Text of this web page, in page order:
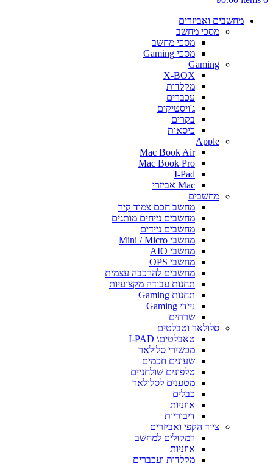
מחשבים ואביזרים
מסכי מחשב
מסכי מחשב
מסכי Gaming
Gaming
X-BOX
מקלדות
עכברים
ג'ויסטיקים
בקרים
כיסאות
Apple
Mac Book Air
Mac Book Pro
I-Pad
Mac אביזרי
מחשבים
מחשב חכם צמוד קיר
מחשבים נייחים מותגים
מחשבים ניידים
מחשבי Mini / Micro
מחשבי AIO
מחשבי OPS
מחשבים להרכבה עצמית
תחנות עבודה מקצועיות
תחנות Gaming
ניידי Gaming
שרתים
סלולאר וטבלטים
טאבלטים\ I-PAD
מכשירי סלולאר
שעונים חכמים
טלפונים שולחניים
מטענים לסלולאר
כבלים
אוזניות
דיבוריות
ציוד הקפי ואביזרים
רמקולים למחשב
אוזניות
מקלדות ועכברים